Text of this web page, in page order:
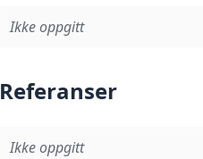
Ikke oppgitt
Referanser
Ikke oppgitt